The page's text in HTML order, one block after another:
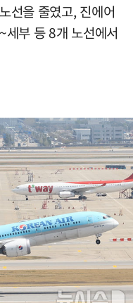
선을 줄였고, 진에어
부 등 8개 노선에서